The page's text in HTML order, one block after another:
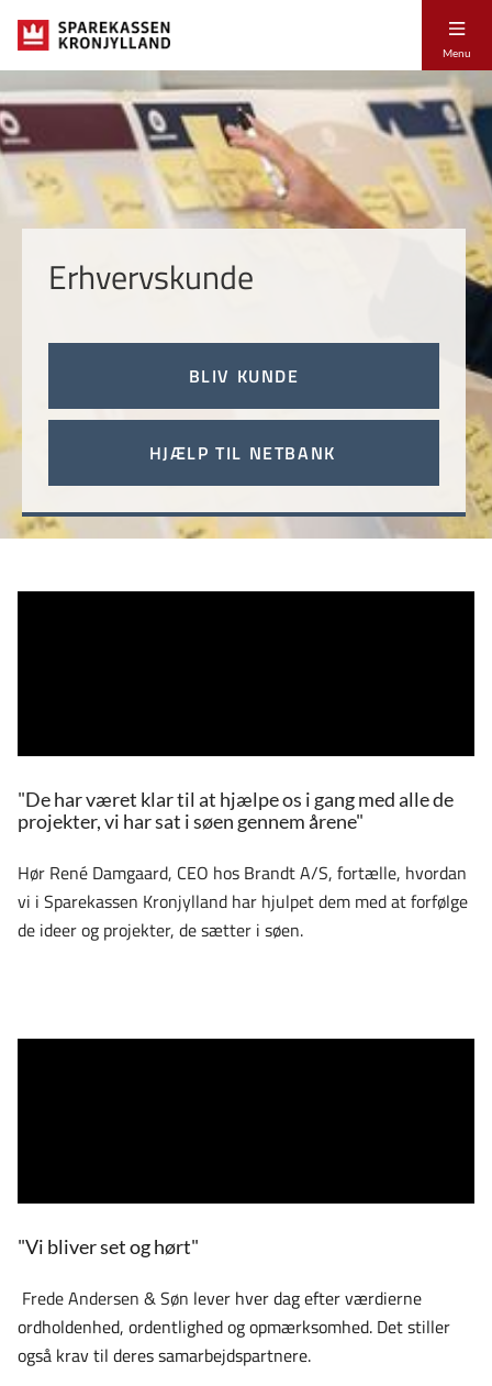
Menu
Erhvervskunde
BLIV KUNDE
HJÆLP TIL NETBANK
"De har været klar til at hjælpe os i gang med alle de
projekter, vi har sat i søen gennem årene"
Hør René Damgaard, CEO hos Brandt A/S, fortælle, hvordan
vi i Sparekassen Kronjylland har hjulpet dem med at forfølge
de ideer og projekter, de sætter i søen.
"Vi bliver set og hørt"
Frede Andersen & Søn lever hver dag efter værdierne
ordholdenhed, ordentlighed og opmærksomhed. Det stiller
også krav til deres samarbejdspartnere.